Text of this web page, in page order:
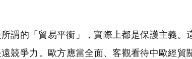
謂的「貿易平衡」，實際上都是保護主義。
競爭力。歐方應當全面、客觀看待中歐經貿